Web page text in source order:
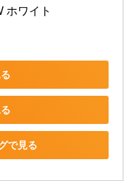
ホワイト
で見る